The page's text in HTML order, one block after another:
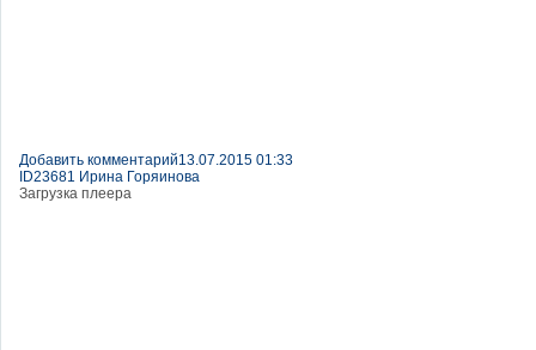
Добавить комментарий13.07.2015 01:33
ID23681 Ирина Горяинова
Загрузка плеера